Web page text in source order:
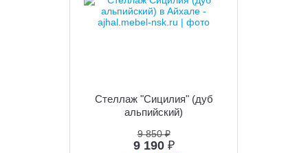
Стеллаж "Сицилия" (дуб
альпийский)
9 850 ₽
9 190 ₽